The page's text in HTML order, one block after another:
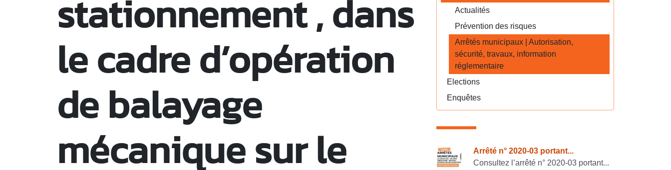
stationnement , dans
le cadre d’opération
de balayage
mécanique sur le
Actualités
Prévention des risques
Arrêtés municipaux | Autorisation,
sécurité, travaux, information
réglementaire
Elections
Enquêtes
Consulter également
Arrêté n° 2020-03 portant...
Consultez l’arrêté n° 2020-03 portant...